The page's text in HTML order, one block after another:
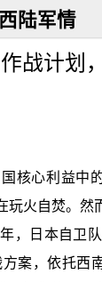
西陆军情
战计划
核心利益中
玩火自焚。然
，日本自卫
案，依托西